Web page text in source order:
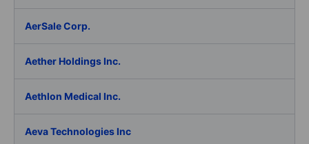
AerSale Corp.
Aether Holdings Inc.
Aethlon Medical Inc.
Aeva Technologies Inc